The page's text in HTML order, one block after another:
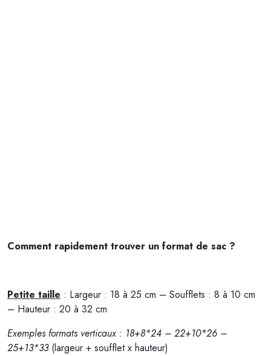
Comment rapidement trouver un format de sac ?
Petite taille : Largeur : 18 à 25 cm – Soufflets : 8 à 10 cm
– Hauteur : 20 à 32 cm
Exemples formats verticaux : 18+8*24 – 22+10*26 –
25+13*33 (largeur + soufflet x hauteur)